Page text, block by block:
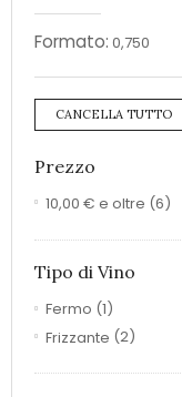
Formato: 0,750
CANCELLA TUTTO
Prezzo
10,00 € e oltre (6)
Tipo di Vino
Fermo (1)
Frizzante (2)